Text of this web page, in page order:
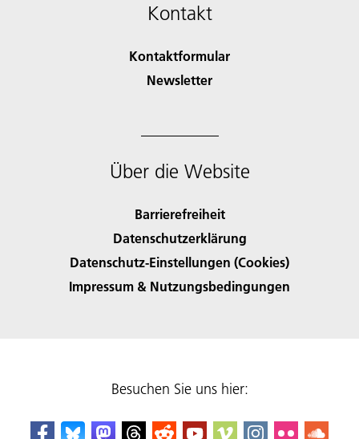
Kontakt
Kontaktformular
Newsletter
Über die Website
Barrierefreiheit
Datenschutzerklärung
Datenschutz-Einstellungen (Cookies)
Impressum & Nutzungsbedingungen
Besuchen Sie uns hier: